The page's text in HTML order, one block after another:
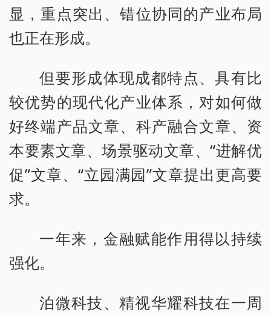
显，重点突出、错位协同的产业布局
也正在形成。
但要形成体现成都特点、具有比
较优势的现代化产业体系，对如何做
好终端产品文章、科产融合文章、资
本要素文章、场景驱动文章、“进解优
促”文章、“立园满园”文章提出更高要
求。
一年来，金融赋能作用得以持续
强化。
泊微科技、精视华耀科技在一周